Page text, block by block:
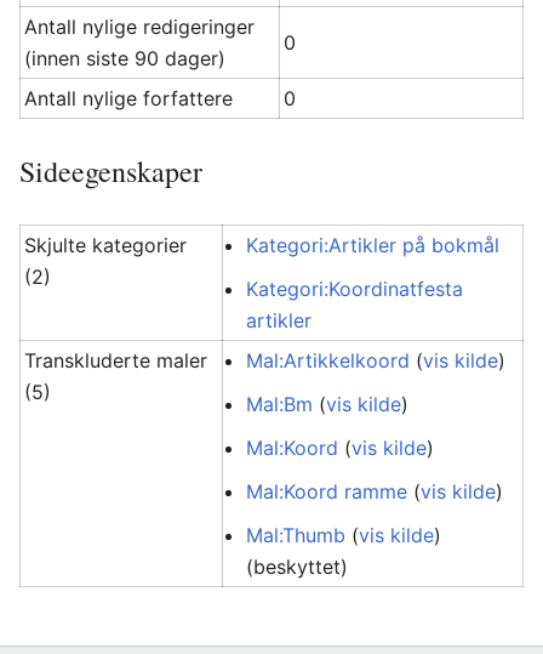
Antall nylige redigeringer
(innen siste 90 dager)
0
Antall nylige forfattere 0
Sideegenskaper
Skjulte kategorier
(2)
Kategori:Artikler på bokmål
Kategori:Koordinatfesta
artikler
Transkluderte maler
(5)
Mal:Artikkelkoord (vis kilde)
Mal:Bm (vis kilde)
Mal:Koord (vis kilde)
Mal:Koord ramme (vis kilde)
Mal:Thumb (vis kilde)
(beskyttet)